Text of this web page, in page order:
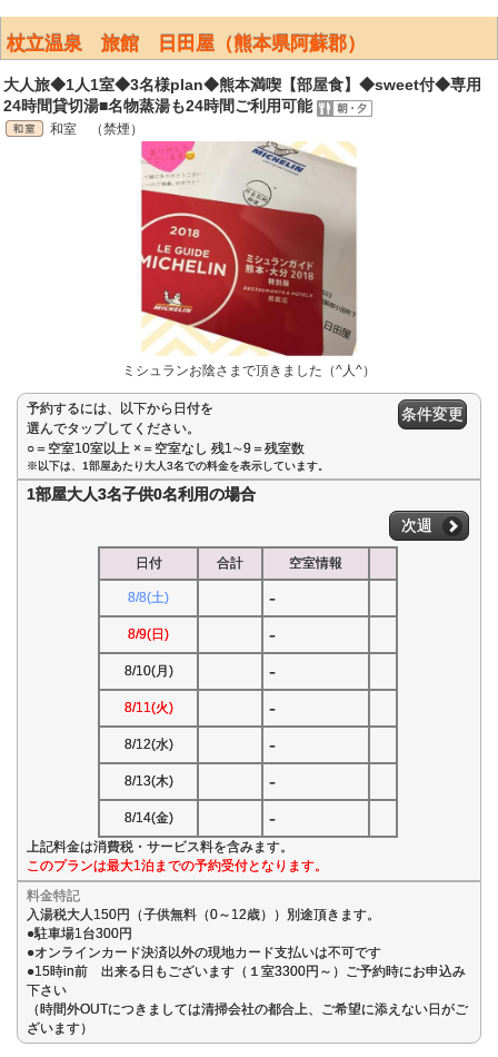
杖立温泉 旅館 日田屋（熊本県阿蘇郡）
大人旅◆1人1室◆3名様plan◆熊本満喫【部屋食】◆sweet付◆専用
24時間貸切湯■名物蒸湯も24時間ご利用可能
和室 （禁煙）
ミシュランお陰さまで頂きました（^人^）
予約するには、以下から日付を
選んでタップしてください。
○＝空室10室以上 ×＝空室なし 残1∼9＝残室数
条件変更
※以下は、1部屋あたり大人3名での料金を表示しています。
1部屋大人3名子供0名利用の場合
次週
日付 合計 空室情報
8/8(土) -
8/9(日) -
8/10(月) -
8/11(火) -
8/12(水) -
8/13(木) -
8/14(金) -
上記料金は消費税・サービス料を含みます。
このプランは最大1泊までの予約受付となります。
料金特記
入湯税大人150円（子供無料（0～12歳））別途頂きます。
●駐車場1台300円
●オンラインカード決済以外の現地カード支払いは不可です
●15時in前 出来る日もございます（１室3300円～）ご予約時にお申込み
下さい
（時間外OUTにつきましては清掃会社の都合上、ご希望に添えない日がご
ざいます）